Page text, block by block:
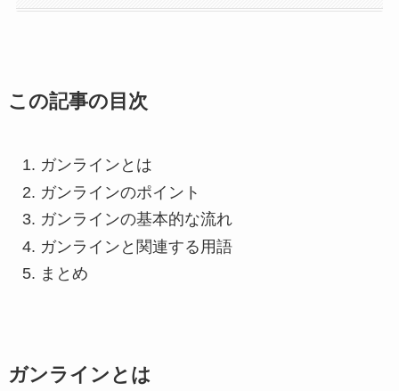
この記事の目次
ガンラインとは
ガンラインのポイント
ガンラインの基本的な流れ
ガンラインと関連する用語
まとめ
ガンラインとは